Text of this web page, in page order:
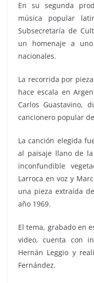
En su segunda
música popular
Subsecretaría de
un homenaje a
nacionales.
La recorrida por
hace escala en
Carlos Guastavino,
cancionero popular
La canción elegida
al paisaje llano de
inconfundible
Larroca en voz y
una pieza extraída
año 1969.
El tema, grabado en
video, cuenta con
Hernán Leggio y
Fernández.